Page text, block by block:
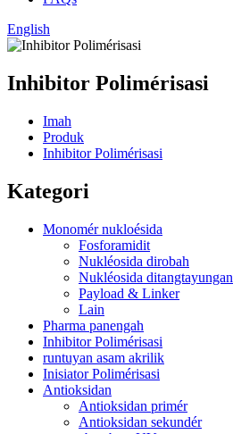
English
Inhibitor Polimérisasi
Imah
Produk
Inhibitor Polimérisasi
Kategori
Monomér nukloésida
Fosforamidit
Nukléosida dirobah
Nukléosida ditangtayungan
Payload & Linker
Lain
Pharma panengah
Inhibitor Polimérisasi
runtuyan asam akrilik
Inisiator Polimérisasi
Antioksidan
Antioksidan primér
Antioksidan sekundér